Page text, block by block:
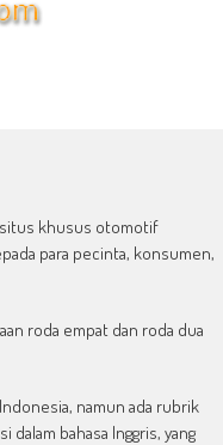
situs khusus otomotif
para pecinta, konsumen,
roda empat dan roda dua
namun ada rubrik
dalam bahasa Inggris, yang